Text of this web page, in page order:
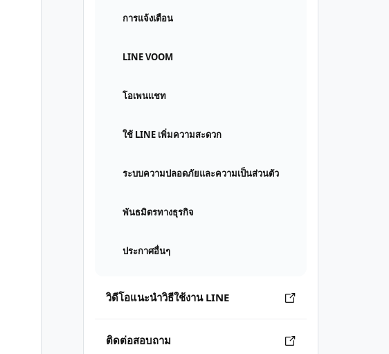
การแจ้งเตือน
LINE VOOM
โอเพนแชท
ใช้ LINE เพิ่มความสะดวก
ระบบความปลอดภัยและความเป็นส่วนตัว
พันธมิตรทางธุรกิจ
ประกาศอื่นๆ
วิดีโอแนะนำวิธีใช้งาน LINE
ติดต่อสอบถาม